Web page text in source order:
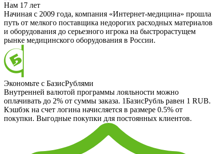
Нам 17 лет
Начиная с 2009 года, компания «Интернет-медицина» прошла
путь от мелкого поставщика недорогих расходных материалов
и оборудования до серьезного игрока на быстрорастущем
рынке медицинского оборудования в России.
Экономьте с БазисРублями
Внутренней валютой программы лояльности можно
оплачивать до 2% от суммы заказа. 1БазисРубль равен 1 RUB.
Кэшбэк на счет логина начисляется в размере 0.5% от
покупки. Выгодные покупки для постоянных клиентов.